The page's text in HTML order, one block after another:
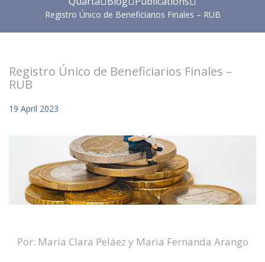
Registro Único de Beneficiarios Finales – RUB
Registro Único de Beneficiarios Finales –
RUB
19 April 2023
Por: María Clara Peláez y Maria Fernanda Arango